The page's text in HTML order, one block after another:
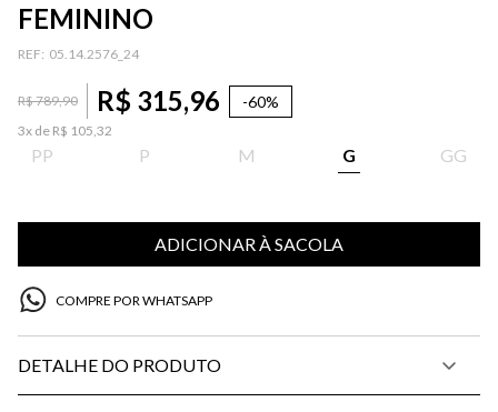
FEMININO
: 05.14.2576_24
R$789,90 R$ 315,96 -60%
3x de R$ 105,32
PP P M G GG
ADICIONAR À SACOLA
COMPRE POR WHATSAPP
DETALHE DO PRODUTO